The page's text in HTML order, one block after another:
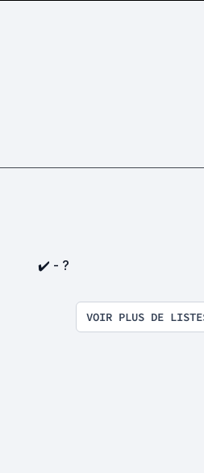
✔️ - ?
VOIR PLUS DE